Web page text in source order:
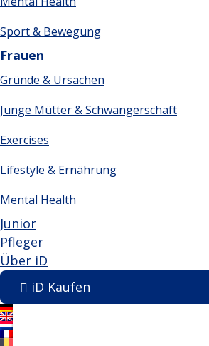
Sport & Bewegung
Frauen
Gründe & Ursachen
Junge Mütter & Schwangerschaft
Exercises
Lifestyle & Ernährung
Mental Health
Junior
Pfleger
Über iD
iD Kaufen